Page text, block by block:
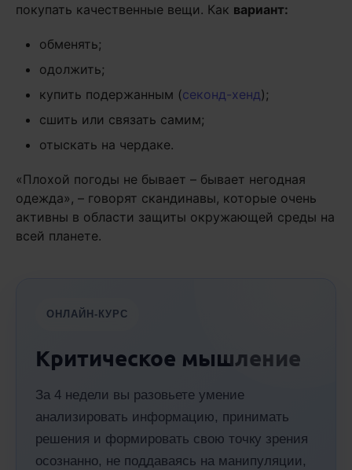
покупать качественные вещи. Как вариант:
обменять;
одолжить;
купить подержанным (секонд-хенд);
сшить или связать самим;
отыскать на чердаке.
«Плохой погоды не бывает – бывает негодная
одежда», – говорят скандинавы, которые очень
активны в области защиты окружающей среды на
всей планете.
ОНЛАЙН-КУРС
Критическое мышление
За 4 недели вы разовьете умение
анализировать информацию, принимать
решения и формировать свою точку зрения
осознанно, не поддаваясь на манипуляции,